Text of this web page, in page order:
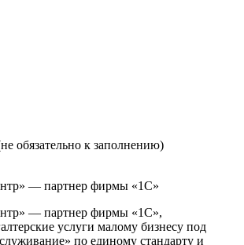
обязательно к заполнению)
— партнер фирмы «1С»
— партнер фирмы «1С»,
услуги малому бизнесу под
по единому стандарту и